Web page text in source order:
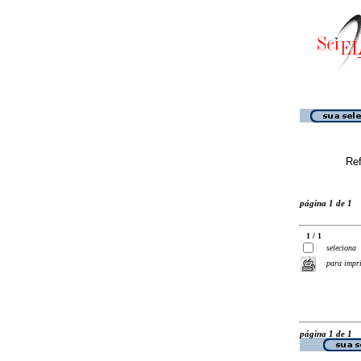
página 1 de 1
1 / 1
seleciona
para
página 1 de 1